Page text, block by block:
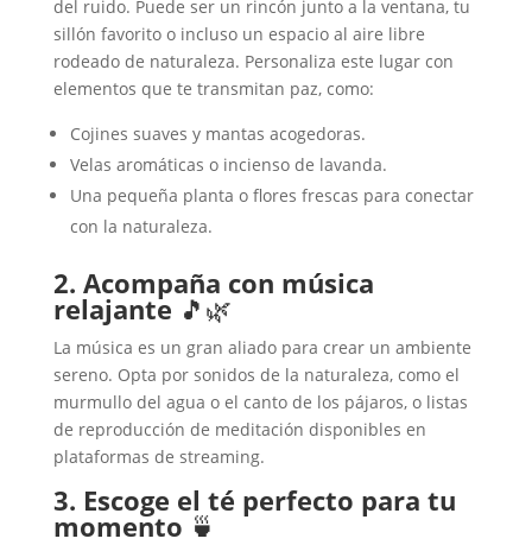
del ruido. Puede ser un rincón junto a la ventana, tu
sillón favorito o incluso un espacio al aire libre
rodeado de naturaleza. Personaliza este lugar con
elementos que te transmitan paz, como:
Cojines suaves y mantas acogedoras.
Velas aromáticas o incienso de lavanda.
Una pequeña planta o flores frescas para conectar
con la naturaleza.
2. Acompaña con música
relajante 🎵🌿
La música es un gran aliado para crear un ambiente
sereno. Opta por sonidos de la naturaleza, como el
murmullo del agua o el canto de los pájaros, o listas
de reproducción de meditación disponibles en
plataformas de streaming.
3. Escoge el té perfecto para tu
momento 🍵